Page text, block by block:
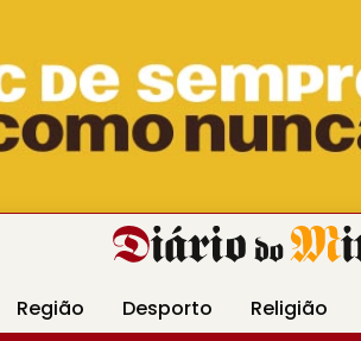
Revista Minha Gráfica DM
Região Desporto Religião